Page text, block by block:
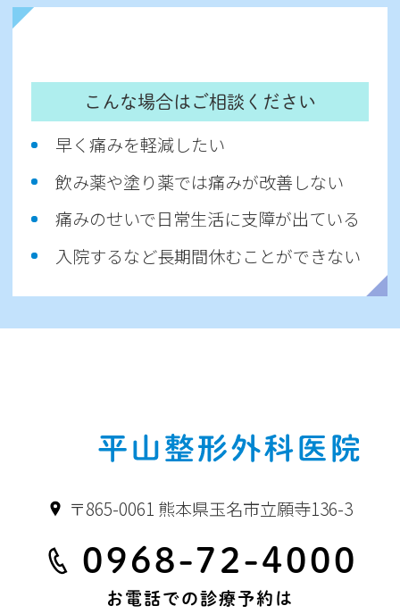
こんな場合はご相談ください
早く痛みを軽減したい
飲み薬や塗り薬では痛みが改善しない
痛みのせいで日常生活に支障が出ている
入院するなど長期間休むことができない
〒865-0061 熊本県玉名市立願寺136-3
0968-72-4000
お電話での診療予約は